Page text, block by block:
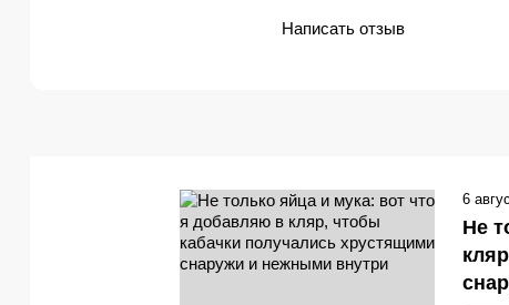
Написать отзыв
Не
6